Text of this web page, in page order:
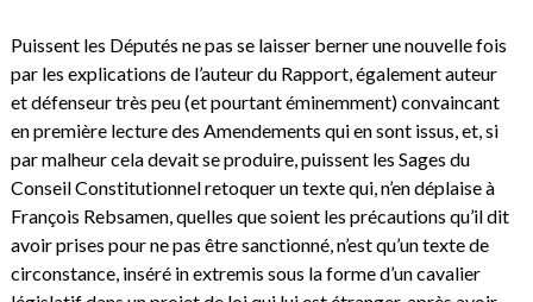
Puissent les Députés ne pas se laisser berner une nouvelle fois
par les explications de l’auteur du Rapport, également auteur
et défenseur très peu (et pourtant éminemment) convaincant
en première lecture des Amendements qui en sont issus, et, si
par malheur cela devait se produire, puissent les Sages du
Conseil Constitutionnel retoquer un texte qui, n’en déplaise à
François Rebsamen, quelles que soient les précautions qu’il dit
avoir prises pour ne pas être sanctionné, n’est qu’un texte de
circonstance, inséré in extremis sous la forme d’un cavalier